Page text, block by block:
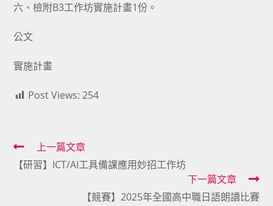
六、檢附B3工作坊實施計畫1份。
公文
實施計畫
Post Views: 254
Read
more
上一篇文章
【研習】ICT/AI工具備課應用妙招工作坊
下一篇文章
【競賽】2025年全國高中職日語朗讀比賽